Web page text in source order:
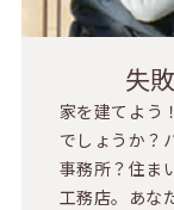
失
家を建てよう
でしょうか？
事務所？住ま
工務店。あな